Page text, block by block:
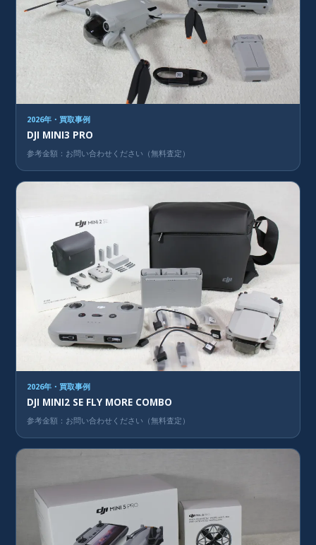
2026年・買取事例
DJI MINI3 PRO
参考金額：お問い合わせください（無料査定）
2026年・買取事例
DJI MINI2 SE FLY MORE COMBO
参考金額：お問い合わせください（無料査定）